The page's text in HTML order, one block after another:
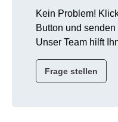
Kein Problem!
Button und
Unser Team hilft
Frage stellen